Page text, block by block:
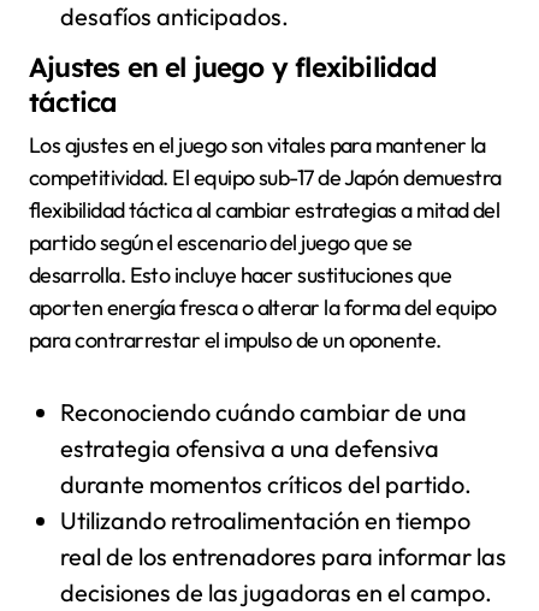
desafíos anticipados.
Ajustes en el juego y flexibilidad
táctica
Los ajustes en el juego son vitales para mantener la
competitividad. El equipo sub-17 de Japón demuestra
flexibilidad táctica al cambiar estrategias a mitad del
partido según el escenario del juego que se
desarrolla. Esto incluye hacer sustituciones que
aporten energía fresca o alterar la forma del equipo
para contrarrestar el impulso de un oponente.
Reconociendo cuándo cambiar de una
estrategia ofensiva a una defensiva
durante momentos críticos del partido.
Utilizando retroalimentación en tiempo
real de los entrenadores para informar las
decisiones de las jugadoras en el campo.